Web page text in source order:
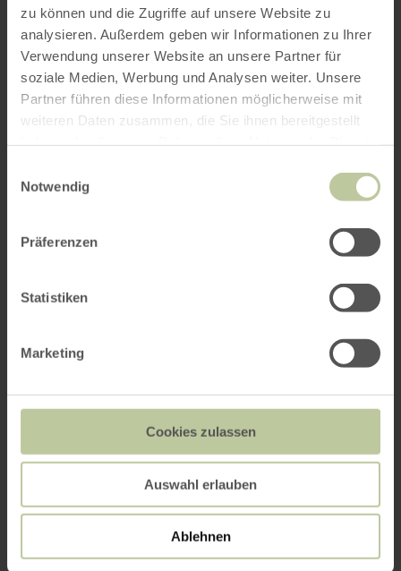
zu können und die Zugriffe auf unsere Website zu
analysieren. Außerdem geben wir Informationen zu Ihrer
Verwendung unserer Website an unsere Partner für
soziale Medien, Werbung und Analysen weiter. Unsere
Partner führen diese Informationen möglicherweise mit
weiteren Daten zusammen, die Sie ihnen bereitgestellt
Notwendig
Präferenzen
Statistiken
Marketing
Cookies zulassen
Auswahl erlauben
Ablehnen